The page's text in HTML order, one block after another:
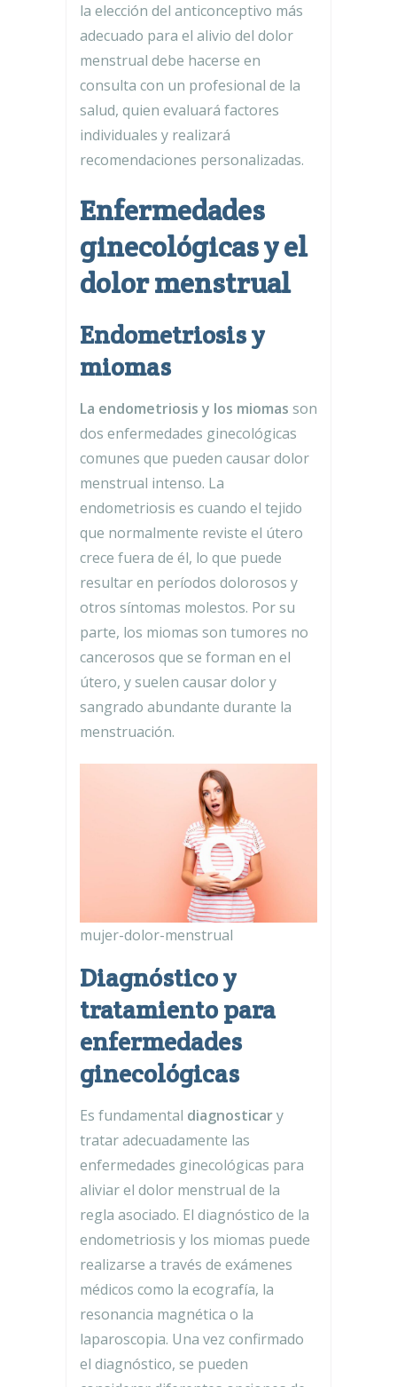
la elección del anticonceptivo más
adecuado para el alivio del dolor
menstrual debe hacerse en
consulta con un profesional de la
salud, quien evaluará factores
individuales y realizará
recomendaciones personalizadas.
Enfermedades
ginecológicas y el
dolor menstrual
Endometriosis y
miomas
La endometriosis y los miomas son
dos enfermedades ginecológicas
comunes que pueden causar dolor
menstrual intenso. La
endometriosis es cuando el tejido
que normalmente reviste el útero
crece fuera de él, lo que puede
resultar en períodos dolorosos y
otros síntomas molestos. Por su
parte, los miomas son tumores no
cancerosos que se forman en el
útero, y suelen causar dolor y
sangrado abundante durante la
menstruación.
mujer-dolor-menstrual
Diagnóstico y
tratamiento para
enfermedades
ginecológicas
Es fundamental diagnosticary
tratar adecuadamente las
enfermedades ginecológicas para
aliviar el dolor menstrual de la
regla asociado. El diagnóstico de la
endometriosis y los miomas puede
realizarse a través de exámenes
médicos como la ecografía, la
resonancia magnética o la
laparoscopia. Una vez confirmado
el diagnóstico, se pueden